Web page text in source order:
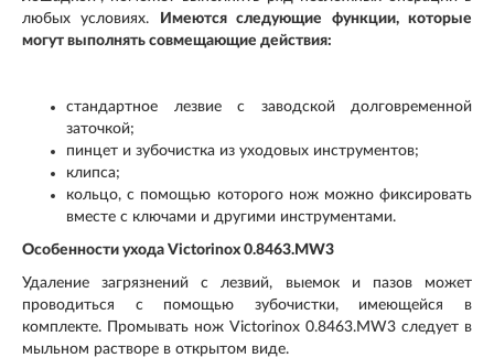
любых условиях.
Имеются следующие функции, которые
могут выполнять совмещающие действия:
стандартное лезвие с заводской долговременной
заточкой;
пинцет и зубочистка из уходовых инструментов;
клипса;
кольцо, с помощью которого нож можно фиксировать
вместе с ключами и другими инструментами.
Особенности ухода Victorinox 0.8463.MW3
Удаление загрязнений с лезвий, выемок и пазов может
проводиться с помощью зубочистки, имеющейся в
комплекте. Промывать нож Victorinox 0.8463.MW3 следует в
мыльном растворе в открытом виде.